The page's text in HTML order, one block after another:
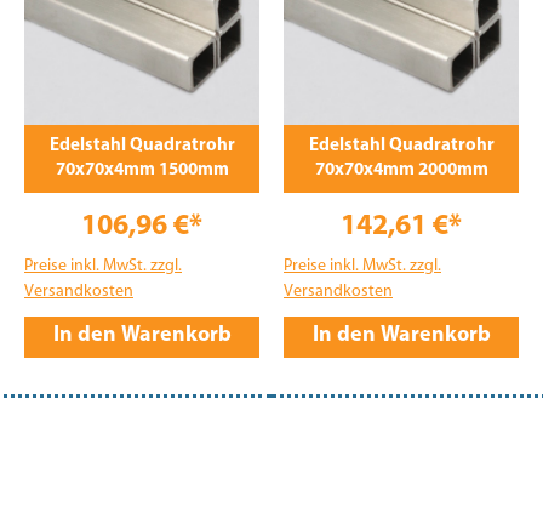
Edelstahl Quadratrohr
70x70x4mm 1500mm
106,96 €*
Preise inkl. MwSt. zzgl.
Versandkosten
In den Warenkorb
Edelstahl Quadratrohr
70x70x4mm 2000mm
142,61 €*
Preise inkl. MwSt. zzgl.
Versandkosten
In den Warenkorb